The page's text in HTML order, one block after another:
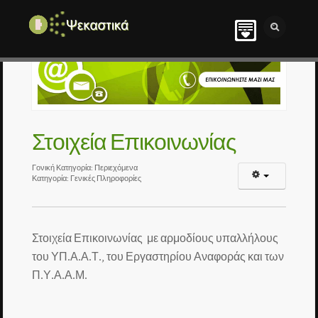
Στοιχεία Επικοινωνίας
Γονική Κατηγορία: Περιεχόμενα
Κατηγορία: Γενικές Πληροφορίες
Στοιχεία Επικοινωνίας με αρμοδίους υπαλλήλους
του ΥΠ.Α.Α.Τ., του Εργαστηρίου Αναφοράς και των
Π.Υ.Α.Α.Μ.